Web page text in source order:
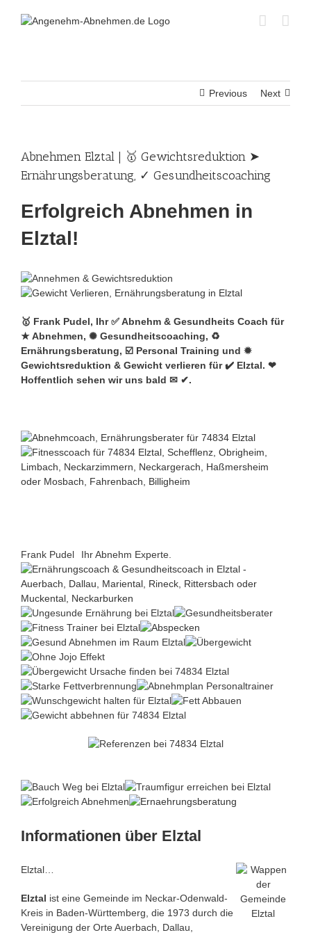
Previous Next
Abnehmen Elztal | 🥇 Gewichtsreduktion ➤
Ernährungsberatung, ✓ Gesundheitscoaching
Erfolgreich Abnehmen in
Elztal!
🥇 Frank Pudel, Ihr ✅ Abnehm & Gesundheits Coach für
★ Abnehmen, ✺ Gesundheitscoaching, ♻
Ernährungsberatung, ☑️ Personal Training und ✹
Gewichtsreduktion & Gewicht verlieren für ✔️ Elztal. ❤
Hoffentlich sehen wir uns bald ✉ ✔.
Frank Pudel Ihr Abnehm Experte.
Informationen über Elztal
Elztal…
Elztal ist eine Gemeinde im Neckar-Odenwald-
Kreis in Baden-Württemberg, die 1973 durch die
Vereinigung der Orte Auerbach, Dallau,